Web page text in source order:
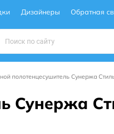
Дизайнеры Обратная
полотенцесушитель Сунержа
Сунержа